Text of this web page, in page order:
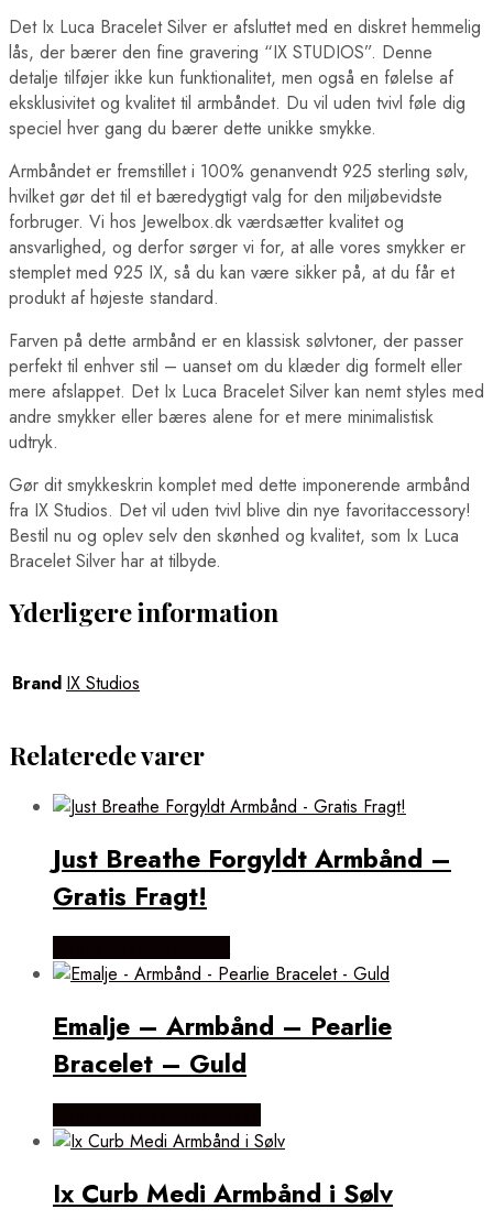
Det Ix Luca Bracelet Silver er afsluttet med en diskret hemmelig
lås, der bærer den fine gravering “IX STUDIOS”. Denne
detalje tilføjer ikke kun funktionalitet, men også en følelse af
eksklusivitet og kvalitet til armbåndet. Du vil uden tvivl føle dig
speciel hver gang du bærer dette unikke smykke.
Armbåndet er fremstillet i 100% genanvendt 925 sterling sølv,
hvilket gør det til et bæredygtigt valg for den miljøbevidste
forbruger. Vi hos Jewelbox.dk værdsætter kvalitet og
ansvarlighed, og derfor sørger vi for, at alle vores smykker er
stemplet med 925 IX, så du kan være sikker på, at du får et
produkt af højeste standard.
Farven på dette armbånd er en klassisk sølvtoner, der passer
perfekt til enhver stil – uanset om du klæder dig formelt eller
mere afslappet. Det Ix Luca Bracelet Silver kan nemt styles med
andre smykker eller bæres alene for et mere minimalistisk
udtryk.
Gør dit smykkeskrin komplet med dette imponerende armbånd
fra IX Studios. Det vil uden tvivl blive din nye favoritaccessory!
Bestil nu og oplev selv den skønhed og kvalitet, som Ix Luca
Bracelet Silver har at tilbyde.
Yderligere information
Brand IX Studios
Relaterede varer
Just Breathe Forgyldt Armbånd –
Gratis Fragt!
Emalje – Armbånd – Pearlie
Bracelet – Guld
Ix Curb Medi Armbånd i Sølv